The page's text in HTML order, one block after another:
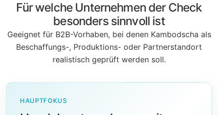
Für welche Unternehmen der Check
besonders sinnvoll ist
Geeignet für B2B-Vorhaben, bei denen Kambodscha als
Beschaffungs-, Produktions- oder Partnerstandort
realistisch geprüft werden soll.
HAUPTFOKUS